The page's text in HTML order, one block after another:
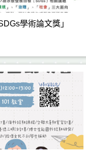
學術論文獎」